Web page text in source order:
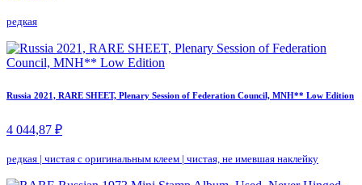
редкая
Russia 2021, RARE SHEET, Plenary Session of Federation Council, MNH** Low Edition
4 044,87 ₽
редкая | чистая с оригинальным клеем | чистая, не имевшая наклейку